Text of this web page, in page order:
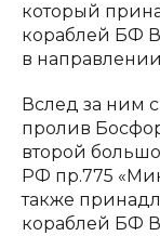
который
кораблей БФ
в
Вслед за ним
пролив
второй
РФ пр.775
также
кораблей БФ